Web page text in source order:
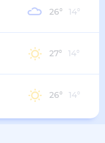
26° 14°
27° 14°
26° 14°